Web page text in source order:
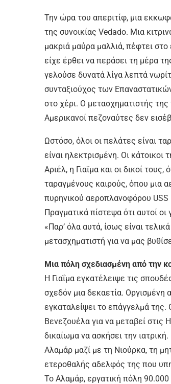
Την ώρα του απεριτίφ, μια
της συνοικίας Vedado. Μια
μακριά μαύρα μαλλιά, πέφτει
είχε έρθει να περάσει τη μέρα
γελούσε δυνατά λίγα λεπτά
συνταξιούχος των
στο χέρι. Ο μετασχηματιστής
Αμερικανοί πεζοναύτες δεν
Ωστόσο, όλοι οι πελάτες είναι
είναι ηλεκτρισμένη. Οι
Αριέλ, η Γιαϊμα και οι δικοί
ταραγμένους καιρούς, όπου μια
πυρηνικού αεροπλανοφόρου
Πραγματικά πίστεψα ότι αυτοί
«Παρ’ όλα αυτά, ίσως είναι
μετασχηματιστή για να μας
Μια πόλη σχεδιασμένη από την
Η Γιαΐμα εγκατέλειψε τις
σχεδόν μια δεκαετία. Οργισμένη
εγκαταλείψει το επάγγελμά
Βενεζουέλα για να μεταβεί στις
δικαίωμα να ασκήσει την
Αλαμάρ μαζί με τη Νιούρκα, τη
ετεροθαλής αδελφός της που
Το Αλαμάρ, εργατική πόλη